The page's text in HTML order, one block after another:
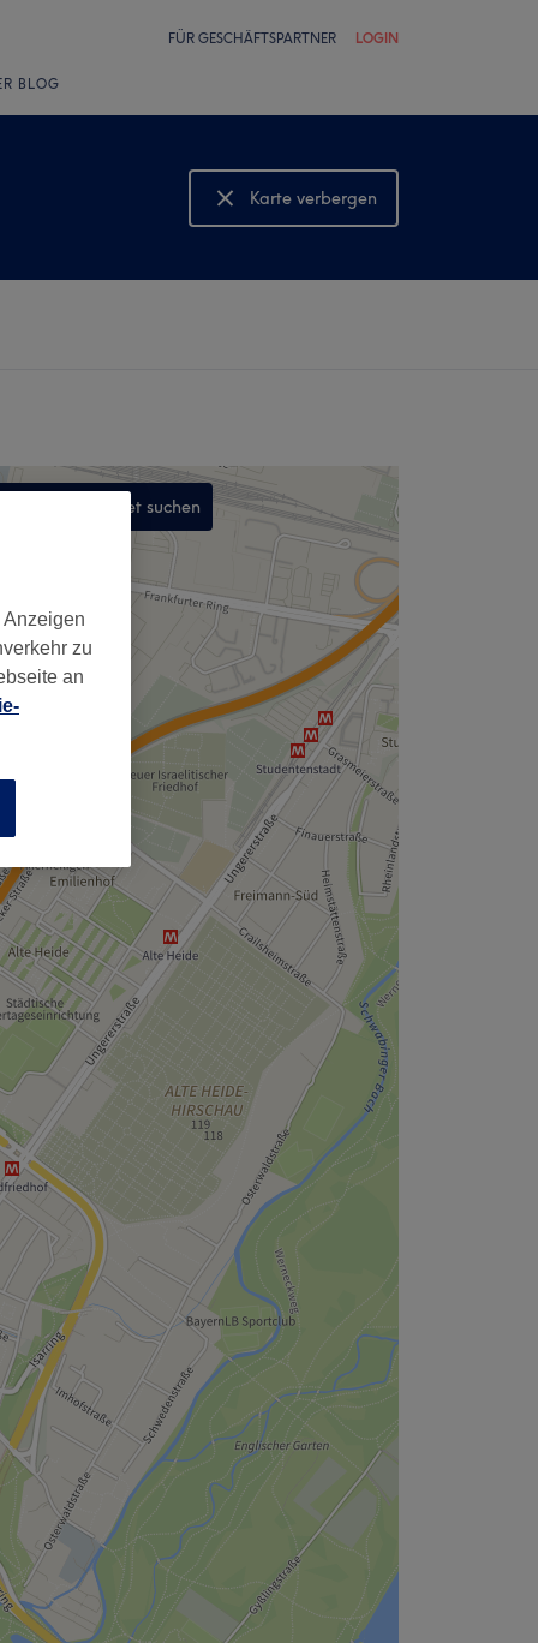
FÜR GESCHÄFTSPARTNER LOGIN
BLOG
Karte verbergen
Karte anzeigen
In diesem Gebiet suchen
zu
an